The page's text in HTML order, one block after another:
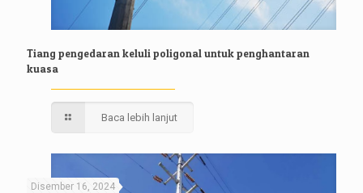
Tiang pengedaran keluli poligonal untuk penghantaran
kuasa
Baca lebih lanjut
Disember 16, 2024